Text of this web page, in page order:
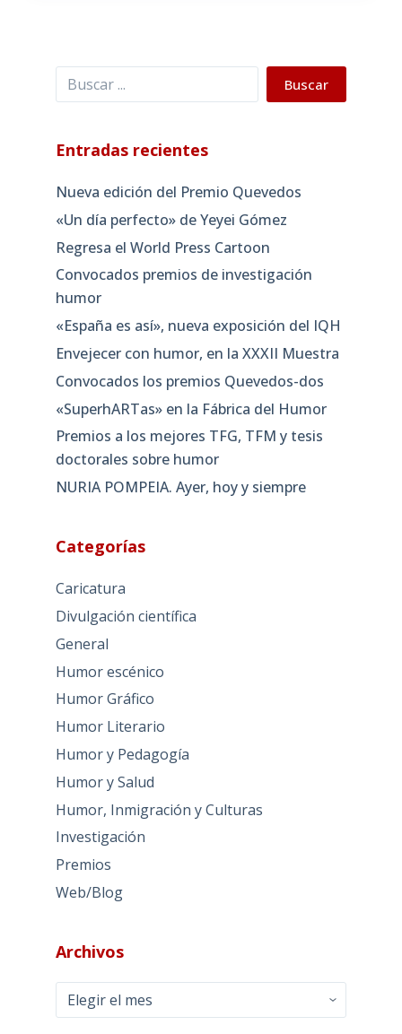
Buscar Buscar
Entradas recientes
Nueva edición del Premio Quevedos
«Un día perfecto» de Yeyei Gómez
Regresa el World Press Cartoon
Convocados premios de investigación
humor
«España es así», nueva exposición del IQH
Envejecer con humor, en la XXXII Muestra
Convocados los premios Quevedos-dos
«SuperhARTas» en la Fábrica del Humor
Premios a los mejores TFG, TFM y tesis
doctorales sobre humor
NURIA POMPEIA. Ayer, hoy y siempre
Categorías
Caricatura
Divulgación científica
General
Humor escénico
Humor Gráfico
Humor Literario
Humor y Pedagogía
Humor y Salud
Humor, Inmigración y Culturas
Investigación
Premios
Web/Blog
Archivos
Archivos